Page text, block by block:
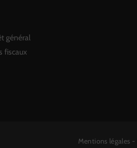
général
fiscaux
Mentions légales -